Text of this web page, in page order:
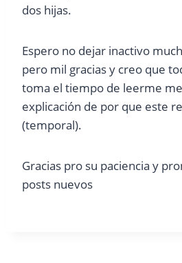
dos hijas.
Espero no dejar inactivo
pero mil gracias y creo que
toma el tiempo de leerme
explicación de por que este
(temporal).
Gracias pro su paciencia y
posts nuevos